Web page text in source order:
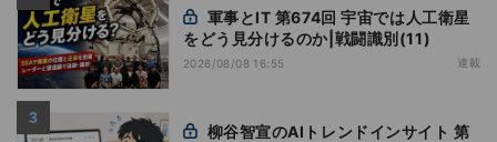
をどう見分けるのか|戦闘識別(11)
2026/08/08 16:55 連載